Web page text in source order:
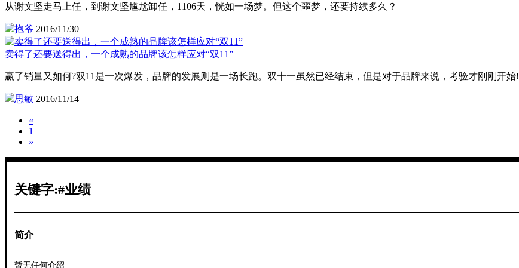
从谢文坚走马上任，到谢文坚尴尬卸任，1106天，恍如一场梦。但这个噩梦，还要持续多久？
抱爷 2016/11/30
卖得了还要送得出，一个成熟的品牌该怎样应对“双11”
赢了销量又如何?双11是一次爆发，品牌的发展则是一场长跑。双十一虽然已经结束，但是对于品牌来说，考验才刚刚开始!
思敏 2016/11/14
«
1
»
关键字:#业绩
简介
暂无任何介绍